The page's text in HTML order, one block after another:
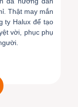
Thật may mắn
ty Halux để tạo
vời, phục phụ